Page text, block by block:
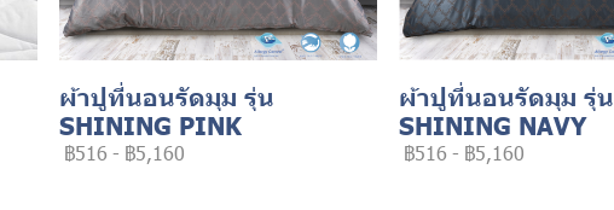
ผ้าปูที่นอนรัดมุม รุ่น
SHINING PINK
฿516 - ฿5,160
ผ้าปูที่นอนรัดมุม รุ่น
SHINING NAVY
฿516 - ฿5,160